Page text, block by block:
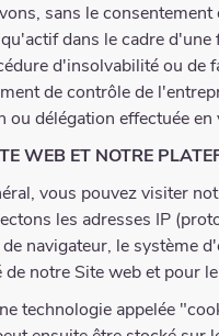
sans le
dans le cadre
d'insolvabilité ou
de contrôle de
délégation effectuée
WEB ET NOTRE
vous pouvez visiter
les adresses IP
navigateur, le
notre Site web et pour
technologie appelée